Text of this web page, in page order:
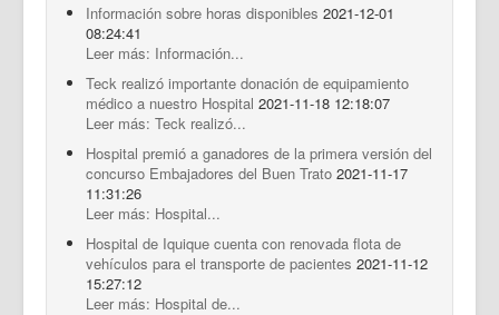
Información sobre horas disponibles 2021-12-01
08:24:41
Leer más: Información...
Teck realizó importante donación de equipamiento
médico a nuestro Hospital 2021-11-18 12:18:07
Leer más: Teck realizó...
Hospital premió a ganadores de la primera versión del
concurso Embajadores del Buen Trato 2021-11-17
11:31:26
Leer más: Hospital...
Hospital de Iquique cuenta con renovada flota de
vehículos para el transporte de pacientes 2021-11-12
15:27:12
Leer más: Hospital de...